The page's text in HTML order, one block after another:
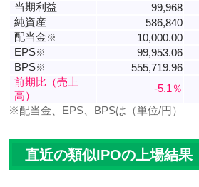
当期利益
99,968
純資産
586,840
配当金※ 10,000.00
EPS※ 99,953.06
BPS※ 555,719.96
前期比（売上
高）
-5.1％
※配当金、EPS、BPSは（単位/円）
直近の類似IPOの上場結果